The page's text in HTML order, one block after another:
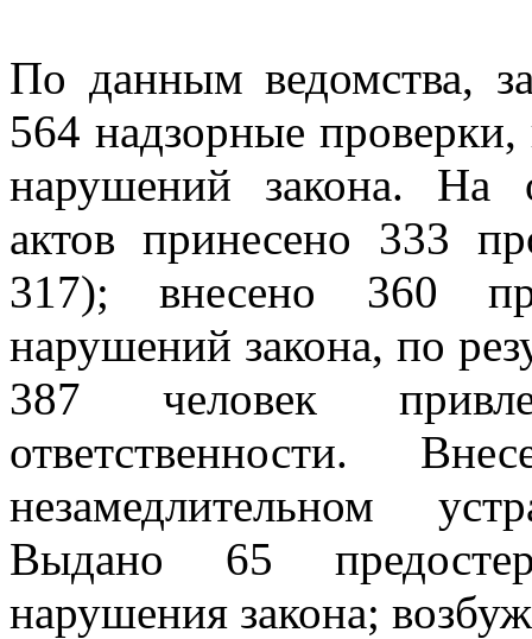
По данным ведомства,
564 надзорные
нарушений закона. На
актов принесено 333
317); внесено 360
нарушений закона, по
387 человек
ответственности.
незамедлительном
Выдано 65
нарушения закона;